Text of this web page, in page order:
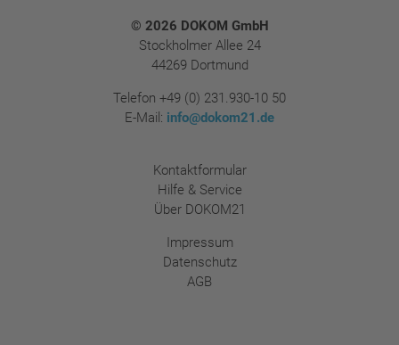
Footer
© 2026 DOKOM GmbH
Stockholmer Allee 24
44269 Dortmund
Telefon +49 (0) 231.930-10 50
E-Mail: info@dokom21.de
Kontaktformular
Hilfe & Service
Über DOKOM21
Impressum
Datenschutz
AGB